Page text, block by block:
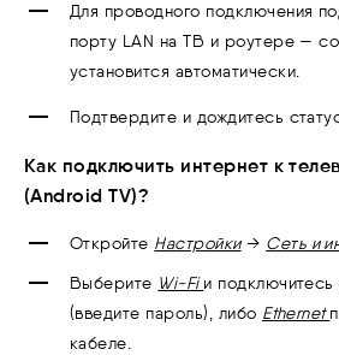
Для проводного подключения
порту LAN на ТВ и роутере —
установится автоматически.
Подтвердите и дождитесь
Как подключить интернет к
(Android TV)?
Откройте Настройки→ Сеть и
Выберите Wi-Fiи
(введите пароль), либо Ethernet
кабеле.